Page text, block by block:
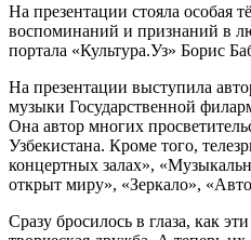
На презентации стояла особая
воспоминаний и признаний в
портала «Культура.Уз» Борис
На презентации выступила
музыки Государственной
Она автор многих
Узбекистана. Кроме того,
концертных залах»,
открыт миру», «Зеркало»,
Сразу бросилось в глаза, как